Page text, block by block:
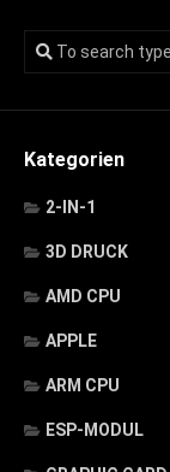
Kategorien
2-IN-1
3D DRUCK
AMD CPU
APPLE
ARM CPU
ESP-MODUL